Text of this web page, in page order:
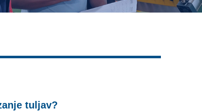
tuljav?